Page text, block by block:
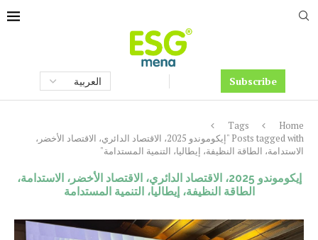
Subscribe
Home
Tags
Posts tagged with "إيكوموندو 2025، الاقتصاد الدائري، الاقتصاد الأخضر،
الاستدامة، الطاقة النظيفة، إيطاليا، التنمية المستدامة"
إيكوموندو 2025، الاقتصاد الدائري، الاقتصاد الأخضر، الاستدامة،
الطاقة النظيفة، إيطاليا، التنمية المستدامة